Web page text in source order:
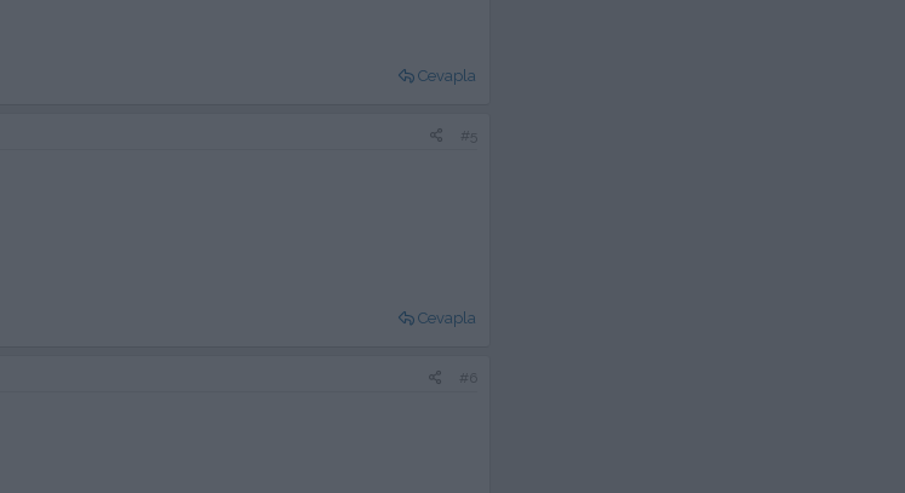
Cevapla
#5
Cevapla
#6